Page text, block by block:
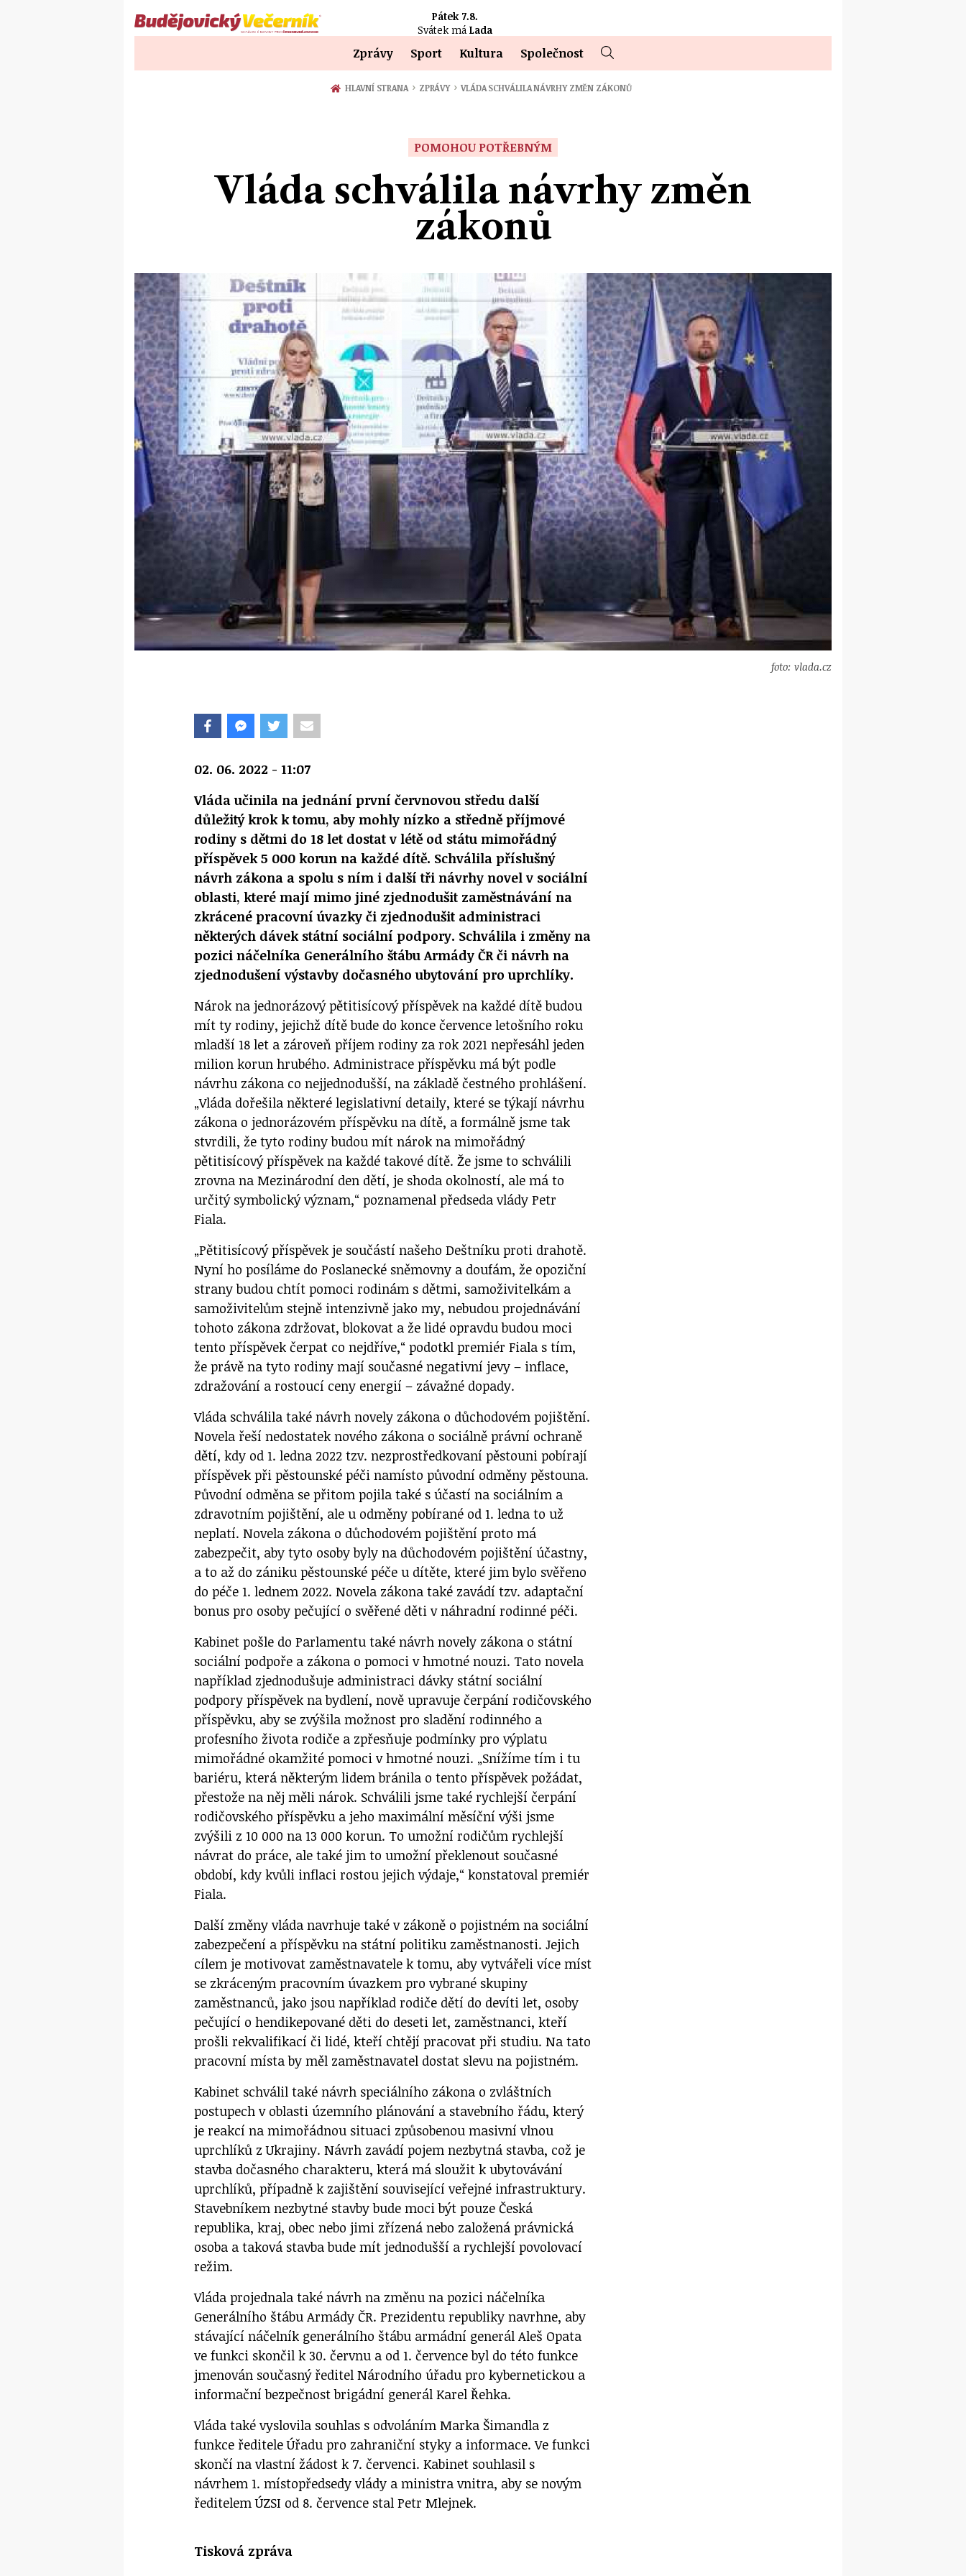
Pátek 7.8.
Svátek má Lada
Zprávy Sport Kultura Společnost
HLAVNÍ STRANA › ZPRÁVY › VLÁDA SCHVÁLILA NÁVRHY ZMĚN ZÁKONŮ
POMOHOU POTŘEBNÝM
Vláda schválila návrhy změn
zákonů
foto: vlada.cz
02. 06. 2022 - 11:07
Vláda učinila na jednání první červnovou středu další
důležitý krok k tomu, aby mohly nízko a středně příjmové
rodiny s dětmi do 18 let dostat v létě od státu mimořádný
příspěvek 5 000 korun na každé dítě. Schválila příslušný
návrh zákona a spolu s ním i další tři návrhy novel v sociální
oblasti, které mají mimo jiné zjednodušit zaměstnávání na
zkrácené pracovní úvazky či zjednodušit administraci
některých dávek státní sociální podpory. Schválila i změny na
pozici náčelníka Generálního štábu Armády ČR či návrh na
zjednodušení výstavby dočasného ubytování pro uprchlíky.
Nárok na jednorázový pětitisícový příspěvek na každé dítě budou
mít ty rodiny, jejichž dítě bude do konce července letošního roku
mladší 18 let a zároveň příjem rodiny za rok 2021 nepřesáhl jeden
milion korun hrubého. Administrace příspěvku má být podle
návrhu zákona co nejjednodušší, na základě čestného prohlášení.
„Vláda dořešila některé legislativní detaily, které se týkají návrhu
zákona o jednorázovém příspěvku na dítě, a formálně jsme tak
stvrdili, že tyto rodiny budou mít nárok na mimořádný
pětitisícový příspěvek na každé takové dítě. Že jsme to schválili
zrovna na Mezinárodní den dětí, je shoda okolností, ale má to
určitý symbolický význam,“ poznamenal předseda vlády Petr
Fiala.
„Pětitisícový příspěvek je součástí našeho Deštníku proti drahotě.
Nyní ho posíláme do Poslanecké sněmovny a doufám, že opoziční
strany budou chtít pomoci rodinám s dětmi, samoživitelkám a
samoživitelům stejně intenzivně jako my, nebudou projednávání
tohoto zákona zdržovat, blokovat a že lidé opravdu budou moci
tento příspěvek čerpat co nejdříve,“ podotkl premiér Fiala s tím,
že právě na tyto rodiny mají současné negativní jevy – inflace,
zdražování a rostoucí ceny energií – závažné dopady.
Vláda schválila také návrh novely zákona o důchodovém pojištění.
Novela řeší nedostatek nového zákona o sociálně právní ochraně
dětí, kdy od 1. ledna 2022 tzv. nezprostředkovaní pěstouni pobírají
příspěvek při pěstounské péči namísto původní odměny pěstouna.
Původní odměna se přitom pojila také s účastí na sociálním a
zdravotním pojištění, ale u odměny pobírané od 1. ledna to už
neplatí. Novela zákona o důchodovém pojištění proto má
zabezpečit, aby tyto osoby byly na důchodovém pojištění účastny,
a to až do zániku pěstounské péče u dítěte, které jim bylo svěřeno
do péče 1. lednem 2022. Novela zákona také zavádí tzv. adaptační
bonus pro osoby pečující o svěřené děti v náhradní rodinné péči.
Kabinet pošle do Parlamentu také návrh novely zákona o státní
sociální podpoře a zákona o pomoci v hmotné nouzi. Tato novela
například zjednodušuje administraci dávky státní sociální
podpory příspěvek na bydlení, nově upravuje čerpání rodičovského
příspěvku, aby se zvýšila možnost pro sladění rodinného a
profesního života rodiče a zpřesňuje podmínky pro výplatu
mimořádné okamžité pomoci v hmotné nouzi. „Snížíme tím i tu
bariéru, která některým lidem bránila o tento příspěvek požádat,
přestože na něj měli nárok. Schválili jsme také rychlejší čerpání
rodičovského příspěvku a jeho maximální měsíční výši jsme
zvýšili z 10 000 na 13 000 korun. To umožní rodičům rychlejší
návrat do práce, ale také jim to umožní překlenout současné
období, kdy kvůli inflaci rostou jejich výdaje,“ konstatoval premiér
Fiala.
Další změny vláda navrhuje také v zákoně o pojistném na sociální
zabezpečení a příspěvku na státní politiku zaměstnanosti. Jejich
cílem je motivovat zaměstnavatele k tomu, aby vytvářeli více míst
se zkráceným pracovním úvazkem pro vybrané skupiny
zaměstnanců, jako jsou například rodiče dětí do devíti let, osoby
pečující o hendikepované děti do deseti let, zaměstnanci, kteří
prošli rekvalifikací či lidé, kteří chtějí pracovat při studiu. Na tato
pracovní místa by měl zaměstnavatel dostat slevu na pojistném.
Kabinet schválil také návrh speciálního zákona o zvláštních
postupech v oblasti územního plánování a stavebního řádu, který
je reakcí na mimořádnou situaci způsobenou masivní vlnou
uprchlíků z Ukrajiny. Návrh zavádí pojem nezbytná stavba, což je
stavba dočasného charakteru, která má sloužit k ubytovávání
uprchlíků, případně k zajištění související veřejné infrastruktury.
Stavebníkem nezbytné stavby bude moci být pouze Česká
republika, kraj, obec nebo jimi zřízená nebo založená právnická
osoba a taková stavba bude mít jednodušší a rychlejší povolovací
režim.
Vláda projednala také návrh na změnu na pozici náčelníka
Generálního štábu Armády ČR. Prezidentu republiky navrhne, aby
stávající náčelník generálního štábu armádní generál Aleš Opata
ve funkci skončil k 30. červnu a od 1. července byl do této funkce
jmenován současný ředitel Národního úřadu pro kybernetickou a
informační bezpečnost brigádní generál Karel Řehka.
Vláda také vyslovila souhlas s odvoláním Marka Šimandla z
funkce ředitele Úřadu pro zahraniční styky a informace. Ve funkci
skončí na vlastní žádost k 7. červenci. Kabinet souhlasil s
návrhem 1. místopředsedy vlády a ministra vnitra, aby se novým
ředitelem ÚZSI od 8. července stal Petr Mlejnek.
Tisková zpráva